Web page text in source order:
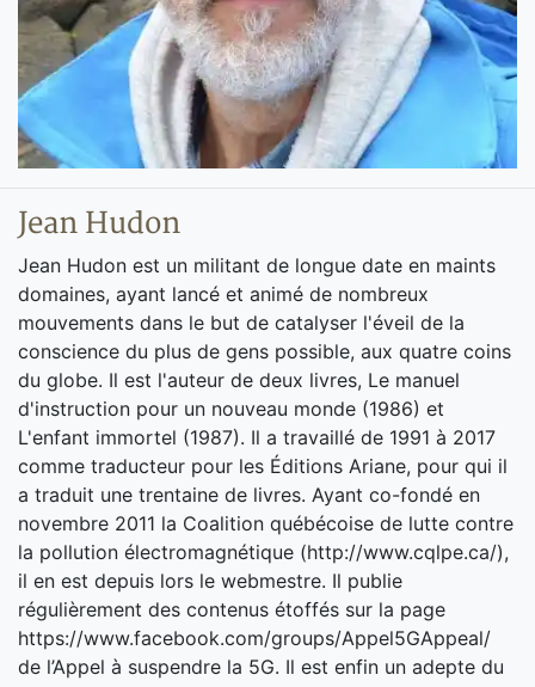
Jean Hudon
Jean Hudon est un militant de longue date en maints
domaines, ayant lancé et animé de nombreux
mouvements dans le but de catalyser l'éveil de la
conscience du plus de gens possible, aux quatre coins
du globe. Il est l'auteur de deux livres, Le manuel
d'instruction pour un nouveau monde (1986) et
L'enfant immortel (1987). Il a travaillé de 1991 à 2017
comme traducteur pour les Éditions Ariane, pour qui il
a traduit une trentaine de livres. Ayant co-fondé en
novembre 2011 la Coalition québécoise de lutte contre
la pollution électromagnétique (http://www.cqlpe.ca/),
il en est depuis lors le webmestre. Il publie
régulièrement des contenus étoffés sur la page
https://www.facebook.com/groups/Appel5GAppeal/
de l’Appel à suspendre la 5G. Il est enfin un adepte du